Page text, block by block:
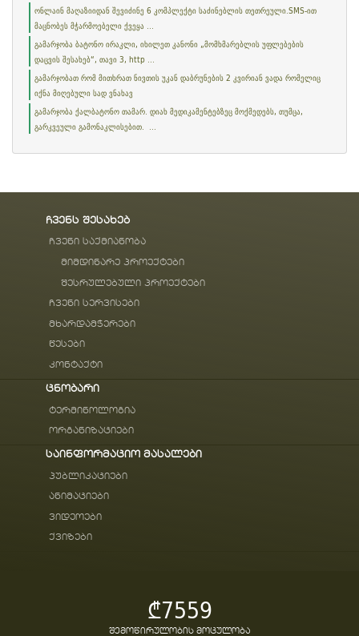
ონლაინ მაღაზიიდან შევიძინე 6 კომპლექტი საძინებლის თეთრეული.SMS-ით
მაცნობეს მჭარმოებელი ქვეყა ...
გამარჯობა ბატონო ირაკლი, იხილეთ კანონი „მომხმარებლის უფლებების
დაცვის შესახებ“, თავი 3, http ...
გამარჯობათ რომ მითხრათ ნივთის უკან დაბრუნების 2 კვირიან ვადა რომელიც
იქნა მიღებული სად ვნახავ
გამარჯობა ქალბატონო თამარ. დიახ მედიკამენტებზეც მოქმედებს, თუმცა,
გარკვეული გამონაკლისებით. ...
ჩვენს შესახებ
ჩვენი საქმიანობა
მიმდინარე პროექტები
შესრულებული პროექტები
ჩვენი სერვისები
მხარდამჭერები
წესები
კონტაქტი
ცნობარი
ტერმინოლოგია
ორგანიზაციები
საინფორმაციო მასალები
პუბლიკაციები
ანიმაციები
ვიდეოები
ქვიზები
₾7559
შემოწირულობის მოცულობა